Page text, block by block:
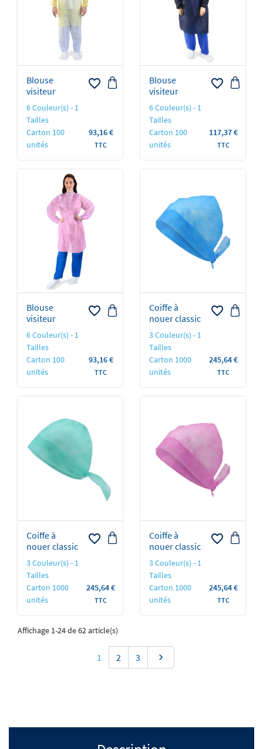
Blouse
visiteur
6 Couleur(s) - 1
Tailles
Carton 100
unités
favorite_border
Prix
93,16 €
TTC
Blouse
visiteur
6 Couleur(s) - 1
Tailles
Carton 100
unités
favorite_border
Prix
117,37 €
TTC
Blouse
visiteur
6 Couleur(s) - 1
Tailles
Carton 100
unités
favorite_border
Prix
93,16 €
TTC
Coiffe à
nouer classic
3 Couleur(s) - 1
Tailles
Carton 1000
unités
favorite_border
Prix
245,64 €
TTC
Coiffe à
nouer classic
3 Couleur(s) - 1
Tailles
Carton 1000
unités
favorite_border
Prix
245,64 €
TTC
Coiffe à
nouer classic
3 Couleur(s) - 1
Tailles
Carton 1000
unités
favorite_border
Prix
245,64 €
TTC
Affichage 1-24 de 62 article(s)
1 2 3 Suivant
